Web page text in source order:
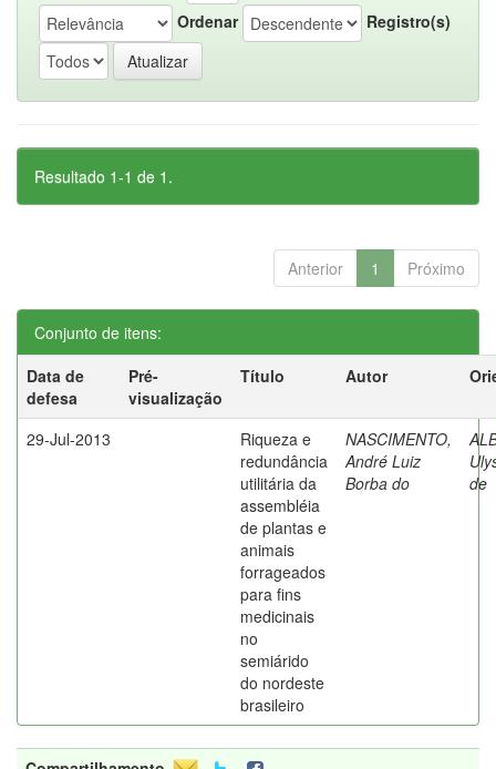
Ordenar
Registro(s)
Resultado 1-1 de 1.
Anterior 1 Próximo
Conjunto de itens:
Data de
defesa
Pré-
visualização
Título Autor
29-Jul-2013
Riqueza e
redundância
utilitária da
assembléia
de plantas e
animais
forrageados
para fins
medicinais
no
semiárido
do nordeste
brasileiro
NASCIMENTO,
André Luiz
Borba do
de